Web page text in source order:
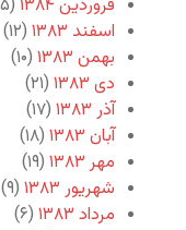
فروردین ۱۳۸۴
(۱۵)
اسفند ۱۳۸۳
(۱۲)
بهمن ۱۳۸۳
(۱۰)
دی ۱۳۸۳
(۲۱)
آذر ۱۳۸۳
(۱۷)
آبان ۱۳۸۳
(۱۸)
مهر ۱۳۸۳
(۱۹)
شهریور ۱۳۸۳
(۹)
مرداد ۱۳۸۳
(۶)